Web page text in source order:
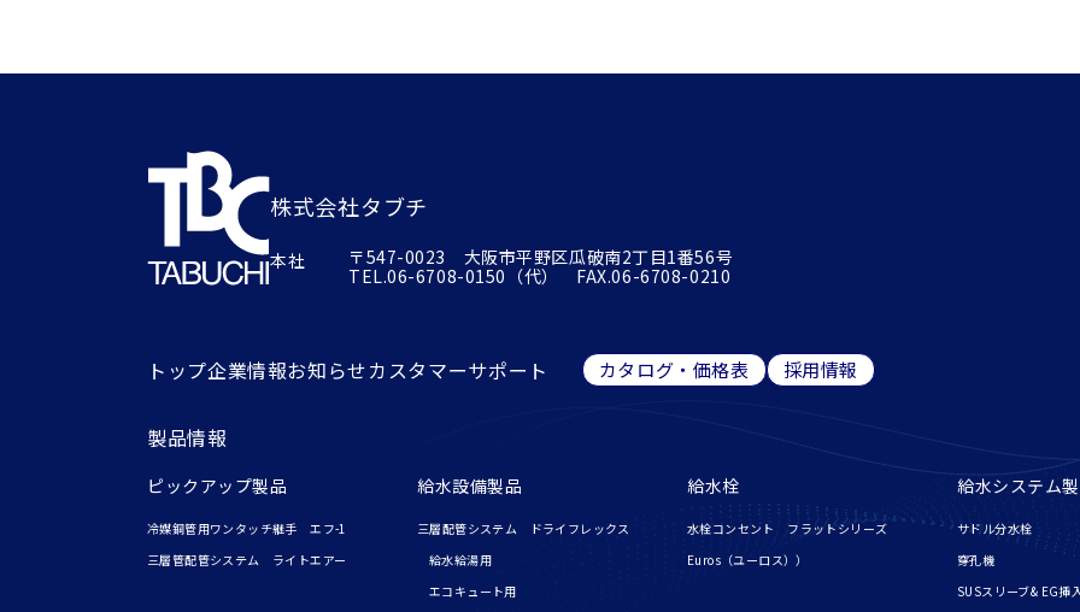
株式会社タブチ
本社
〒547-0023 大阪市平野区瓜破南2丁目1番56号
TEL.06-6708-0150 （代） FAX.06-6708-0210
トップ企業情報お知らせカスタマーサポート カタログ・価格表 採用情報
製品情報
ピックアップ製品
冷媒銅管用ワンタッチ継手 エフ-1
三層管配管システム ライトエアー
給水設備製品
三層配管システム ドライフレックス
給水給湯用
エコキュート用
給水栓
水栓コンセント フラットシリーズ
Euros（ユーロス））
給水システム
サドル分水栓
穿孔機
SUSスリーブ& EG挿